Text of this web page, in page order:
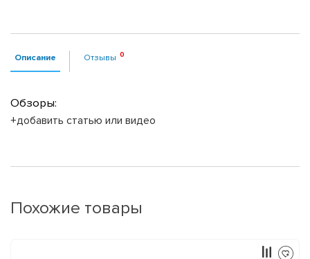
Описание Отзывы
Обзоры:
+добавить статью или видео
Похожие товары